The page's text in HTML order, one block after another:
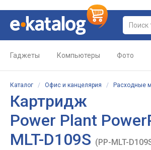
Гаджеты Компьютеры Фото
Каталог / Офис и канцелярия / Расходные
Картридж
Power Plant
MLT-D109S (PP-MLT-